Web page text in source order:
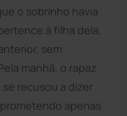
o sobrinho havia
à filha dela,
sem
manhã, o rapaz
recusou a dizer
apenas